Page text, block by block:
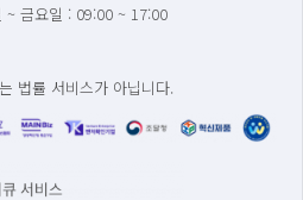
금요일 : 09:00 ~ 17:00
법률 서비스가 아닙니다.